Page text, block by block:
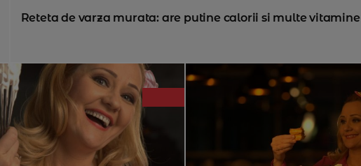
Reteta de varza murata: are putine calorii si multe vitamine